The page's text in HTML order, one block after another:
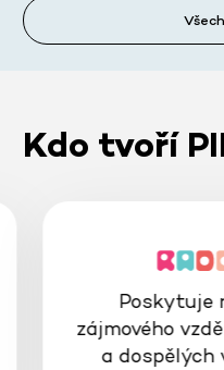
Kdo tvoří
Poskytuje
zájmového
a dospělých